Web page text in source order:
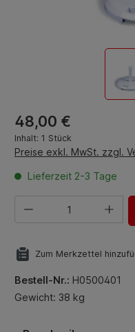
Regulärer Preis:
48,00 €
Inhalt: 1 Stück
Preise exkl. MwSt. zzgl.
Lieferzeit 2-3 Tage
Produkt Anzahl: Gib
Zum Merkzettel
Bestell-Nr.: H0500401
Gewicht: 38 kg